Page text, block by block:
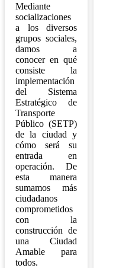
Mediante
socializaciones
a los diversos
grupos sociales,
damos a
conocer en qué
consiste la
implementación
del Sistema
Estratégico de
Transporte
Público (SETP)
de la ciudad y
cómo será su
entrada en
operación. De
esta manera
sumamos más
ciudadanos
comprometidos
con la
construcción de
una Ciudad
Amable para
todos.